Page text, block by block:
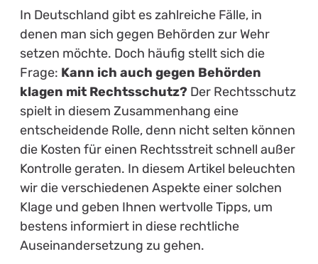
In Deutschland gibt es zahlreiche Fälle, in
denen man sich gegen Behörden zur Wehr
setzen möchte. Doch häufig stellt sich die
Frage: Kann ich auch gegen Behörden
klagen mit Rechtsschutz?Der Rechtsschutz
spielt in diesem Zusammenhang eine
entscheidende Rolle, denn nicht selten können
die Kosten für einen Rechtsstreit schnell außer
Kontrolle geraten. In diesem Artikel beleuchten
wir die verschiedenen Aspekte einer solchen
Klage und geben Ihnen wertvolle Tipps, um
bestens informiert in diese rechtliche
Auseinandersetzung zu gehen.